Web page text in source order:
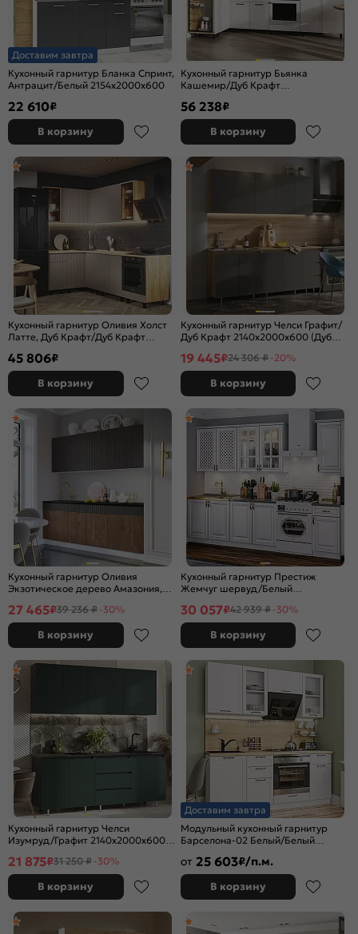
Доставим завтра
Кухонный гарнитур Бланка Спринт,
Антрацит/Белый 2154x2000x600
22 610₽
В корзину
Кухонный гарнитур Бьянка
Кашемир/Дуб Крафт
56 238₽
В корзину
Кухонный гарнитур Оливия Холст
Латте, Дуб Крафт/Дуб Крафт
45 806₽
В корзину
Кухонный гарнитур Челси Графит/
Дуб Крафт 2140x2000x600 (Дуб
19 445₽24 306 ₽ -20%
В корзину
Кухонный гарнитур Оливия
Экзотическое дерево Амазония,
2000x2000x600 (Кастилло темный)
27 465₽39 236 ₽ -30%
В корзину
Кухонный гарнитур Престиж
Жемчуг шервуд/Белый
30 057₽42 939 ₽ -30%
В корзину
Кухонный гарнитур Челси
Изумруд/Графит 2140x2000x600
21 875₽31 250 ₽ -30%
В корзину
Доставим завтра
Модульный кухонный гарнитур
Барселона-02 Белый/Белый
от 25 603₽/п.м.
В корзину